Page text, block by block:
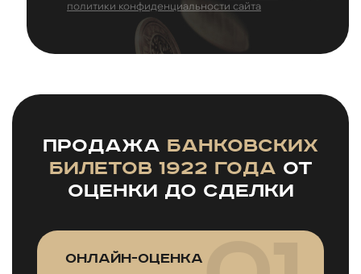
политики конфиденциальности сайта
Продажа банковских
билетов 1922 года от
оценки до сделки
Онлайн-оценка